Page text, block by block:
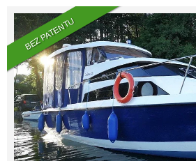
BEZ PATENTU